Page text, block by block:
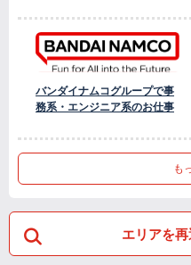
バンダイナムコグループで事
務系・エンジニア系のお仕事
も
エリアを